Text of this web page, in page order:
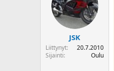
JSK
Liittynyt
20.7.2010
Sijainti
Oulu